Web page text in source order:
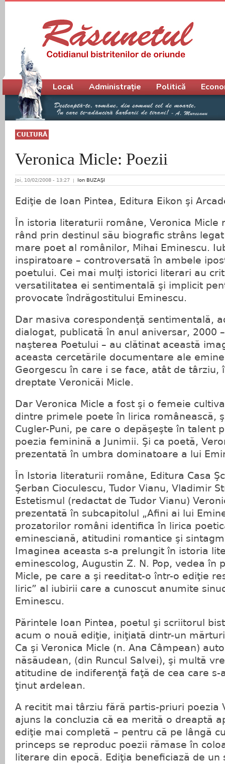
CULTURĂ
Veronica Micle: Poezii
Joi, 10/02/2008 - 13:27 Ion BUZAŞI
Ediţie de Ioan Pintea, Editura Eikon şi
În istoria literaturii române, Veronica Micle
rând prin destinul său biografic strâns
mare poet al românilor, Mihai Eminescu.
inspiratoare – controversată în ambele
poetului. Cei mai mulţi istorici literari au
versatilitatea ei sentimentală şi implicit
provocate îndrăgostitului Eminescu.
Dar masiva corespondenţă sentimentală,
dialogat, publicată în anul aniversar, 2000
naşterea Poetului – au clătinat această
aceasta cercetările documentare ale
Georgescu în care i se face, atât de târziu,
dreptate Veronicăi Micle.
Dar Veronica Micle a fost şi o femeie
dintre primele poete în lirica românească,
Cugler-Puni, pe care o depăşeşte în talent
poezia feminină a Junimii. Şi ca poetă,
prezentată în umbra dominatoare a lui
În Istoria literaturii române, Editura Casa
Şerban Cioculescu, Tudor Vianu, Vladimir
Estetismul (redactat de Tudor Vianu)
prezentată în subcapitolul „Afini ai lui
prozatorilor români identifica în lirica
eminesciană, atitudini romantice şi
Imaginea aceasta s-a prelungit în istoria
eminescolog, Augustin Z. N. Pop, vedea în
Micle, pe care a şi reeditat-o într-o ediţie
liric” al iubirii care a cunoscut anumite
Eminescu.
Părintele Ioan Pintea, poetul şi scriitorul
acum o nouă ediţie, iniţiată dintr-un
Ca şi Veronica Micle (n. Ana Câmpean)
năsăudean, (din Runcul Salvei), şi multă
atitudine de indiferenţă faţă de cea care s-
ţinut ardelean.
A recitit mai târziu fără partis-priuri poezia
ajuns la concluzia că ea merită o dreaptă
ediţie mai completă – pentru că pe lângă
princeps se reproduc poezii rămase în
literare din epocă. Ediţia beneficiază de
Meniu principal
Local Administrație Politică